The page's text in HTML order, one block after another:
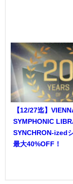
【12/27迄】
SYMPHONIC
SYNCHRON-ized
最大40%OFF！